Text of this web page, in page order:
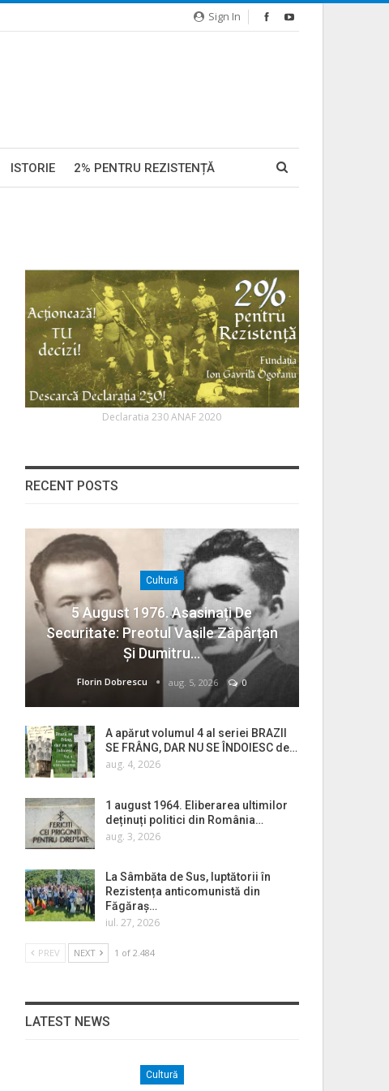
Sign In
ISTORIE 2% PENTRU REZISTENȚĂ
Declaratia 230 ANAF 2020
RECENT POSTS
Cultură
5 August 1976. Asasinați De
Securitate: Preotul Vasile Zăpârțan
Și Dumitru…
Florin Dobrescu aug. 5, 2026 0
A apărut volumul 4 al seriei BRAZII
SE FRÂNG, DAR NU SE ÎNDOIESC de…
aug. 4, 2026
1 august 1964. Eliberarea ultimilor
deținuți politici din România…
aug. 3, 2026
La Sâmbăta de Sus, luptătorii în
Rezistența anticomunistă din
Făgăraș…
iul. 27, 2026
PREV NEXT 1 of 2.484
LATEST NEWS
Cultură